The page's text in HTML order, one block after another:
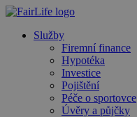
Služby
Firemní finance
Hypotéka
Investice
Pojištění
Péče o sportovce
Úvěry a půjčky